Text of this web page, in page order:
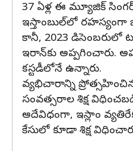
37 ఏళ్ల ఈ మ్యూజిక్
ఇస్తాంబుల్‌లో రహస్యంగా
కానీ, 2023 డిసెంబరులో
ఇరాన్‌కు అప్పగించారు.
కస్టడీలోనే ఉన్నారు.
వ్యభిచారాన్ని ప్రోత్సహించిన
సంవత్సరాల శిక్ష
అదేవిధంగా, ఇస్లాం
కేసులో కూడా శిక్ష